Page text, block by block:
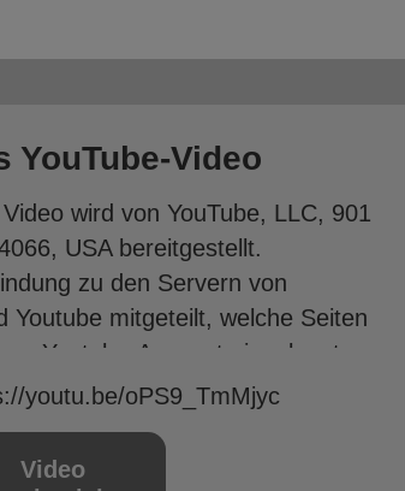
YouTube-Video
wird von YouTube, LLC, 901
USA bereitgestellt.
zu den Servern von
Youtube mitgeteilt, welche Seiten
Youtube-Account eingeloggt
Ihnen persönlich
youtu.be/oPS9_TmMjyc
Video